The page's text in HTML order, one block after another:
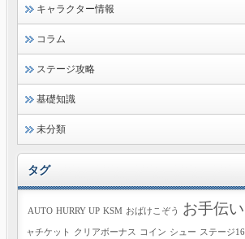
キャラクター情報
コラム
ステージ攻略
基礎知識
未分類
タグ
AUTO HURRY UP KSM おばけこぞう お手伝い
ャチケット クリアボーナス コイン シュー ステージ16